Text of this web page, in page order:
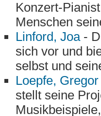
Konzert-
Linford, Joa-
sich vor und bietet Informationen und Fotos über sich
selbst und
Loepfe, Gregor
stellt seine Projekte vor und präsentiert Konzertdaten,